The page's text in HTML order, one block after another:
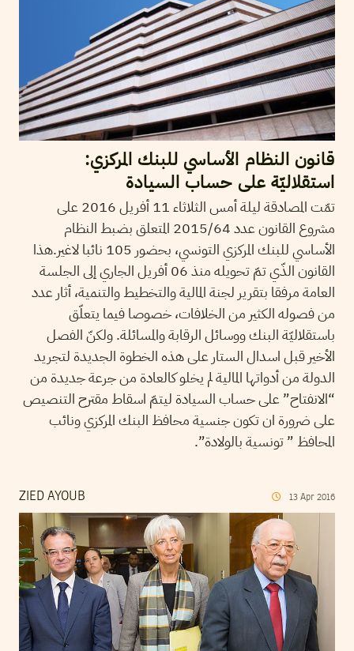
قانون النظام الأساسي للبنك المركزي:
استقلاليّة على حساب السيادة
تمّت المصادقة ليلة أمس الثلاثاء 11 أفريل 2016 على
مشروع القانون عدد 2015/64 المتعلق بضبط النظام
الأساسي للبنك المركزي التونسي، بحضور 105 نائبا لاغير.هذا
القانون الذّي تمّ تحويله منذ 06 أفريل الجاري إلى الجلسة
العامة مرفقا بتقرير لجنة المالية والتخطيط والتنمية، أثار عدد
من فصوله الكثير من الخلافات، خصوصا فيما يتعلّق
باستقلاليّة البنك ووسائل الرقابة والمسائلة. ولكنّ الفصل
الأخير قبل اسدال الستار على هذه الخطوة الجديدة لتجريد
الدولة من أدواتها المالية لم يخلو كالعادة من جرعة جديدة من
“الانفتاح” على حساب السيادة ليتمّ اسقاط مقترح التنصيص
على ضرورة ان تكون جنسية محافظ البنك المركزي ونائب
المحافظ ” تونسية بالولادة”.
ZIED AYOUB 13 Apr 2016